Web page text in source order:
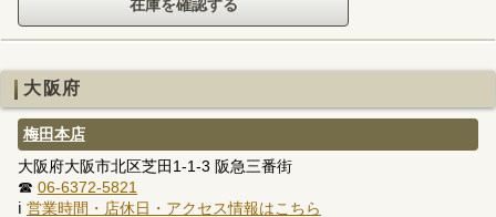
大阪府
梅田本店
大阪府大阪市北区芝田1-1-3 阪急三番街
☎ 06-6372-5821
ℹ 営業時間・店休日・アクセス情報はこちら